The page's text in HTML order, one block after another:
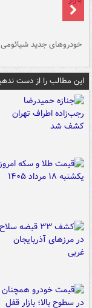
خودروهای جدید شیائومی
این مطالب را از دست